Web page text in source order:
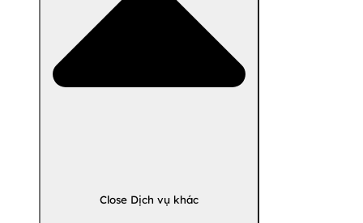
Close Dịch vụ khác